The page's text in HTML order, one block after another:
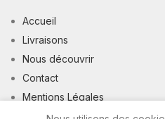
Accueil
Livraisons
Nous découvrir
Contact
Mentions Légales
Conditions Générales de